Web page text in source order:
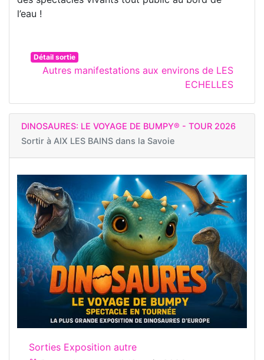
l’eau !
Détail sortie
Autres manifestations aux environs de LES
ECHELLES
DINOSAURES: LE VOYAGE DE BUMPY® - TOUR 2026
Sortir à AIX LES BAINS dans la Savoie
Sorties Exposition autre